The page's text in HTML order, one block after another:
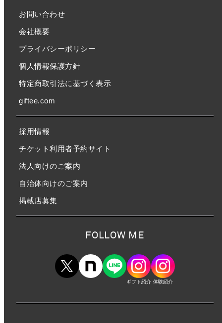
お問い合わせ
会社概要
プライバシーポリシー
個人情報保護方針
特定商取引法に基づく表示
giftee.com
採用情報
チケット利用者予約サイト
法人向けのご案内
自治体向けのご案内
掲載店募集
FOLLOW ME
ギフト紹介 体験紹介